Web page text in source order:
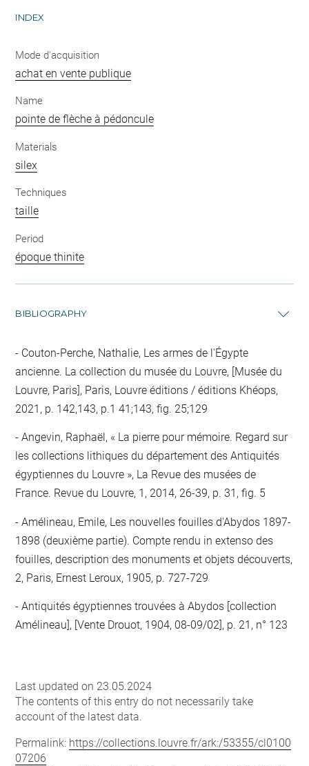
INDEX
Mode d'acquisition
achat en vente publique
Name
pointe de flèche à pédoncule
Materials
silex
Techniques
taille
Period
époque thinite
BIBLIOGRAPHY
Couton-Perche, Nathalie, Les armes de l'Égypte
ancienne. La collection du musée du Louvre, [Musée du
Louvre, Paris], Paris, Louvre éditions / éditions Khéops,
2021, p. 142,143, p.1 41;143, fig. 25;129
Angevin, Raphaël, « La pierre pour mémoire. Regard sur
les collections lithiques du département des Antiquités
égyptiennes du Louvre », La Revue des musées de
France. Revue du Louvre, 1, 2014, 26-39, p. 31, fig. 5
Amélineau, Emile, Les nouvelles fouilles d'Abydos 1897-
1898 (deuxième partie). Compte rendu in extenso des
fouilles, description des monuments et objets découverts,
2, Paris, Ernest Leroux, 1905, p. 727-729
Antiquités égyptiennes trouvées à Abydos [collection
Amélineau], [Vente Drouot, 1904, 08-09/02], p. 21, n° 123
Last updated on 23.05.2024
The contents of this entry do not necessarily take
account of the latest data.
Permalink: https://collections.louvre.fr/ark:/53355/cl0100
07206